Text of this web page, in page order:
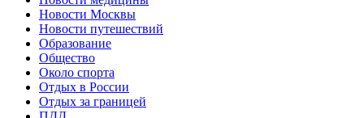
Новости Москвы
Новости путешествий
Образование
Общество
Около спорта
Отдых в России
Отдых за границей